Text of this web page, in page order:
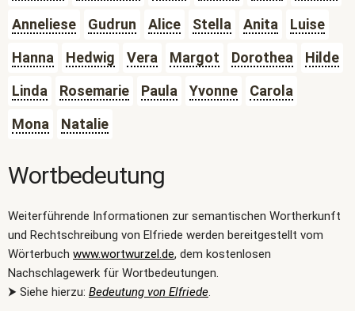
Anneliese
Gudrun Alice Stella Anita
Luise
Hanna
Hedwig Vera Margot Dorothea
Hilde
Linda
Rosemarie Paula Yvonne
Carola
Mona
Natalie
Wortbedeutung
Weiterführende Informationen zur semantischen Wortherkunft
und Rechtschreibung von Elfriede werden bereitgestellt vom
Wörterbuch www.wortwurzel.de, dem kostenlosen
Nachschlagewerk für Wortbedeutungen.
⮞ Siehe hierzu: Bedeutung von Elfriede.